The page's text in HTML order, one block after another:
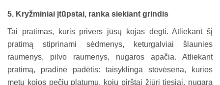
5. Kryžminiai įtūpstai, ranka siekiant grindis
Tai pratimas, kuris privers jūsų kojas degti. Atliekant šį
pratimą stiprinami sėdmenys, keturgalviai šlaunies
raumenys, pilvo raumenys, nugaros apačia. Atliekant
pratimą, pradinė padėtis: taisyklinga stovėsena, kurios
metu kojos pečių platumu, kojų pirštai žiūri tiesiai, nugara